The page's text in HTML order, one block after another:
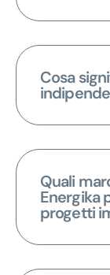
Cosa
Quali
Energika
progetti